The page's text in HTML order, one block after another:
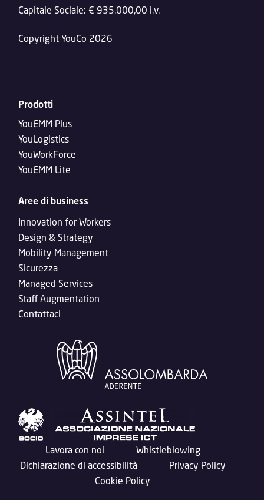
Capitale Sociale: € 935.000,00 i.v.
Copyright YouCo 2026
Prodotti
YouEMM Plus
YouLogistics
YouWorkForce
YouEMM Lite
Aree di business
Innovation for Workers
Design & Strategy
Mobility Management
Sicurezza
Managed Services
Staff Augmentation
Contattaci
Lavora con noi
Whistleblowing
Dichiarazione di accessibilità
Privacy Policy
Cookie Policy